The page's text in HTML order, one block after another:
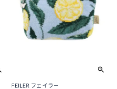
FEILER フェイラー